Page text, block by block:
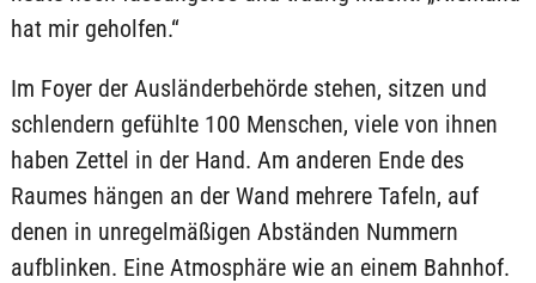
hat mir geholfen.“
Im Foyer der Ausländerbehörde stehen, sitzen und
schlendern gefühlte 100 Menschen, viele von ihnen
haben Zettel in der Hand. Am anderen Ende des
Raumes hängen an der Wand mehrere Tafeln, auf
denen in unregelmäßigen Abständen Nummern
aufblinken. Eine Atmosphäre wie an einem Bahnhof.